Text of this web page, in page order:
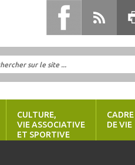
CULTURE,
VIE ASSOCIATIVE
ET SPORTIVE
CADRE
DE VIE